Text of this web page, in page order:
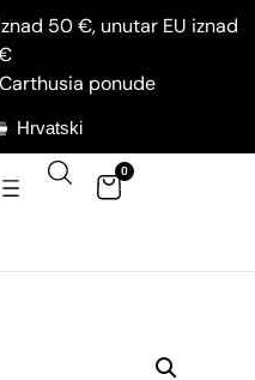
50 €, unutar EU iznad
ponude
Hrvatski
0